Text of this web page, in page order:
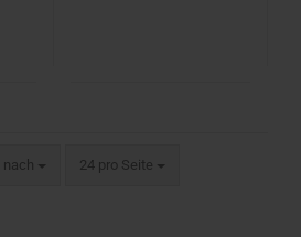
nach 24 pro Seite